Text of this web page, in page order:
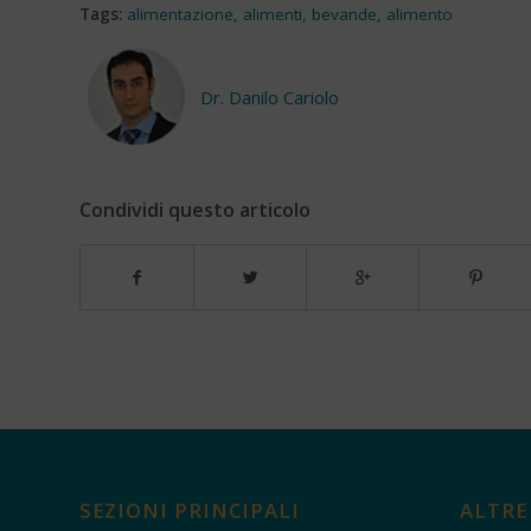
Tags: alimentazione, alimenti, bevande, alimento
Dr. Danilo Cariolo
Condividi questo articolo
SEZIONI PRINCIPALI